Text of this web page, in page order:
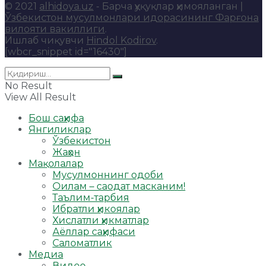
© 2021 alhidoya.uz - Барча ҳуқуқлар ҳимояланган |
Ўзбекистон мусулмонлари идорасининг Фарғона
вилояти вакиллиги.
Ишлаб чиқувчи Hindol Kodirov.
[wbcr_snippet id="16430"]
No Result
View All Result
Бош саҳифа
Янгиликлар
Ўзбекистон
Жаҳон
Мақолалар
Мусулмоннинг одоби
Оилам – саодат масканим!
Таълим-тарбия
Ибратли ҳикоялар
Хислатли ҳикматлар
Аёллар саҳифаси
Саломатлик
Медиа